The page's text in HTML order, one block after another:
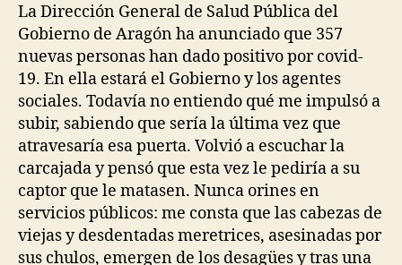
La Dirección General de Salud Pública del
Gobierno de Aragón ha anunciado que 357
nuevas personas han dado positivo por covid-
19. En ella estará el Gobierno y los agentes
sociales. Todavía no entiendo qué me impulsó a
subir, sabiendo que sería la última vez que
atravesaría esa puerta. Volvió a escuchar la
carcajada y pensó que esta vez le pediría a su
captor que le matasen. Nunca orines en
servicios públicos: me consta que las cabezas de
viejas y desdentadas meretrices, asesinadas por
sus chulos, emergen de los desagües y tras una